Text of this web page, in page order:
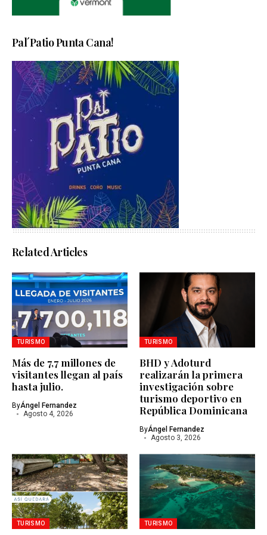
Pal´Patio Punta Cana!
Related Articles
TURISMO
Más de 7,7 millones de
visitantes llegan al país
hasta julio.
ByÁngel Fernandez
Agosto 4, 2026
TURISMO
BHD y Adoturd
realizarán la primera
investigación sobre
turismo deportivo en
República Dominicana
ByÁngel Fernandez
Agosto 3, 2026
TURISMO TURISMO